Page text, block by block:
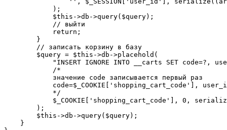
            );
            $this->db->query($query);
            // выйти
            return;
        }
        // записать корзину в базу
        $query = $this->db->placehold(
"INSERT IGNORE INTO __carts SET code=?,
            /*
            значение code записывается первый раз
code=$_COOKIE['shopping_cart_code'],
            */
$_COOKIE['shopping_cart_code'], 0,
        );
        $this->db->query($query);
    }